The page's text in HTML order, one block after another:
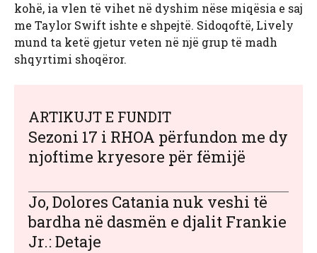
kohë, ia vlen të vihet në dyshim nëse miqësia e saj
me Taylor Swift ishte e shpejtë. Sidoqoftë, Lively
mund ta ketë gjetur veten në një grup të madh
shqyrtimi shoqëror.
ARTIKUJT E FUNDIT
Sezoni 17 i RHOA përfundon me dy
njoftime kryesore për fëmijë
Jo, Dolores Catania nuk veshi të
bardha në dasmën e djalit Frankie
Jr.: Detaje